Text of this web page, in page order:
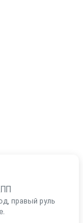
правый руль